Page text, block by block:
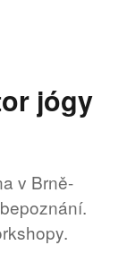
jógy
v Brně-